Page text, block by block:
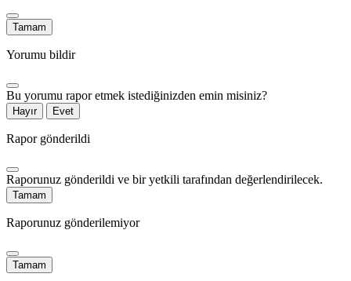
Tamam
Yorumu bildir
Bu yorumu rapor etmek istediğinizden emin misiniz?
Hayır Evet
Rapor gönderildi
Raporunuz gönderildi ve bir yetkili tarafından değerlendirilecek.
Tamam
Raporunuz gönderilemiyor
Tamam